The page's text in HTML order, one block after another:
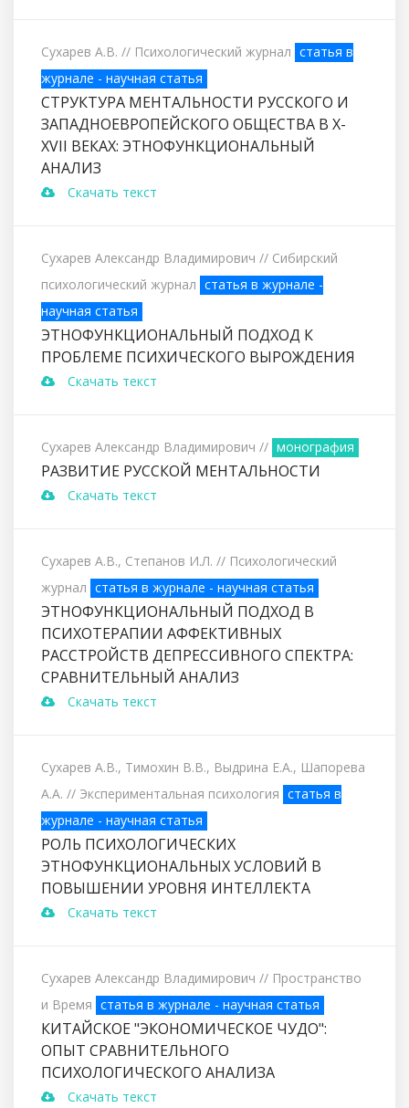
Сухарев А.В. // Психологический журнал статья в
журнале - научная статья
СТРУКТУРА МЕНТАЛЬНОСТИ РУССКОГО И
ЗАПАДНОЕВРОПЕЙСКОГО ОБЩЕСТВА В X-
XVII ВЕКАХ: ЭТНОФУНКЦИОНАЛЬНЫЙ
АНАЛИЗ
Скачать текст
Сухарев Александр Владимирович // Сибирский
психологический журнал статья в журнале -
научная статья
ЭТНОФУНКЦИОНАЛЬНЫЙ ПОДХОД К
ПРОБЛЕМЕ ПСИХИЧЕСКОГО ВЫРОЖДЕНИЯ
Скачать текст
Сухарев Александр Владимирович // монография
РАЗВИТИЕ РУССКОЙ МЕНТАЛЬНОСТИ
Скачать текст
Сухарев А.В., Степанов И.Л. // Психологический
журнал статья в журнале - научная статья
ЭТНОФУНКЦИОНАЛЬНЫЙ ПОДХОД В
ПСИХОТЕРАПИИ АФФЕКТИВНЫХ
РАССТРОЙСТВ ДЕПРЕССИВНОГО СПЕКТРА:
СРАВНИТЕЛЬНЫЙ АНАЛИЗ
Скачать текст
Сухарев А.В., Тимохин В.В., Выдрина Е.А., Шапорева
А.А. // Экспериментальная психология статья в
журнале - научная статья
РОЛЬ ПСИХОЛОГИЧЕСКИХ
ЭТНОФУНКЦИОНАЛЬНЫХ УСЛОВИЙ В
ПОВЫШЕНИИ УРОВНЯ ИНТЕЛЛЕКТА
Скачать текст
Сухарев Александр Владимирович // Пространство
и Время статья в журнале - научная статья
КИТАЙСКОЕ "ЭКОНОМИЧЕСКОЕ ЧУДО":
ОПЫТ СРАВНИТЕЛЬНОГО
ПСИХОЛОГИЧЕСКОГО АНАЛИЗА
Скачать текст